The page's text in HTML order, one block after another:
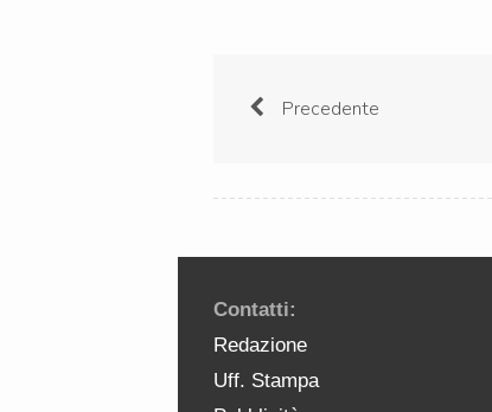
Precedente
Contatti:
Redazione
Uff. Stampa